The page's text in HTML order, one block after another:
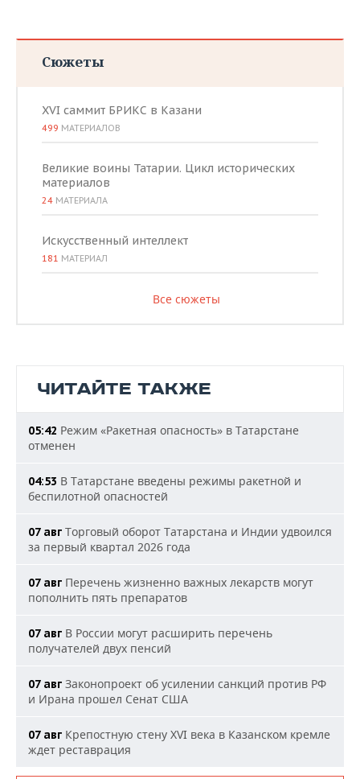
Сюжеты
XVI саммит БРИКС в Казани
499 МАТЕРИАЛОВ
Великие воины Татарии. Цикл исторических
материалов
24 МАТЕРИАЛА
Искусственный интеллект
181 МАТЕРИАЛ
Все сюжеты
ЧИТАЙТЕ ТАКЖЕ
05:42 Режим «Ракетная опасность» в Татарстане
отменен
04:53 В Татарстане введены режимы ракетной и
беспилотной опасностей
07 авг Торговый оборот Татарстана и Индии удвоился
за первый квартал 2026 года
07 авг Перечень жизненно важных лекарств могут
пополнить пять препаратов
07 авг В России могут расширить перечень
получателей двух пенсий
07 авг Законопроект об усилении санкций против РФ
и Ирана прошел Сенат США
07 авг Крепостную стену XVI века в Казанском кремле
ждет реставрация